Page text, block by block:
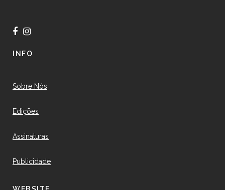
INFO
Sobre Nós
Edições
Assinaturas
Publicidade